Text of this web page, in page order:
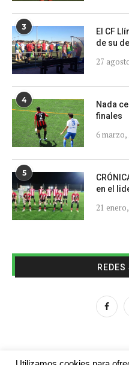
3
El CF
de su
27
4
Nada
finales
6 marzo,
5
en el
21